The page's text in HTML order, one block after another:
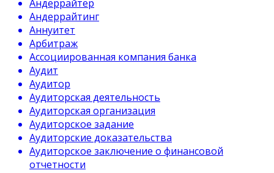
Андеррайтер
Андеррайтинг
Аннуитет
Арбитраж
Ассоциированная компания банка
Аудит
Аудитор
Аудиторская деятельность
Аудиторская организация
Аудиторское задание
Аудиторские доказательства
Аудиторское заключение о финансовой
отчетности